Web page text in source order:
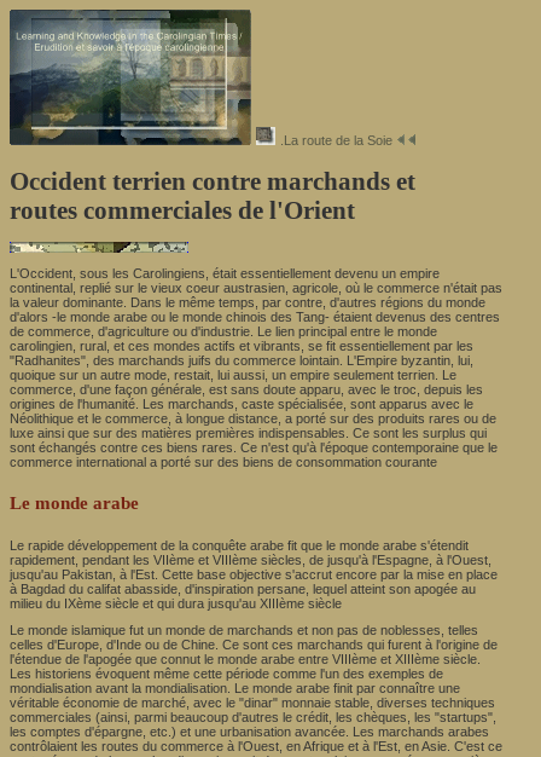
.La route de la Soie
Occident terrien contre marchands et
routes commerciales de l'Orient
L'Occident, sous les Carolingiens, était essentiellement devenu un empire
continental, replié sur le vieux coeur austrasien, agricole, où le commerce n'était pas
la valeur dominante. Dans le même temps, par contre, d'autres régions du monde
d'alors -le monde arabe ou le monde chinois des Tang- étaient devenus des centres
de commerce, d'agriculture ou d'industrie. Le lien principal entre le monde
carolingien, rural, et ces mondes actifs et vibrants, se fit essentiellement par les
"Radhanites", des marchands juifs du commerce lointain. L'Empire byzantin, lui,
quoique sur un autre mode, restait, lui aussi, un empire seulement terrien. Le
commerce, d'une façon générale, est sans doute apparu, avec le troc, depuis les
origines de l'humanité. Les marchands, caste spécialisée, sont apparus avec le
Néolithique et le commerce, à longue distance, a porté sur des produits rares ou de
luxe ainsi que sur des matières premières indispensables. Ce sont les surplus qui
sont échangés contre ces biens rares. Ce n'est qu'à l'époque contemporaine que le
commerce international a porté sur des biens de consommation courante
Le monde arabe
Le rapide développement de la conquête arabe fit que le monde arabe s'étendit
rapidement, pendant les VIIème et VIIIème siècles, de jusqu'à l'Espagne, à l'Ouest,
jusqu'au Pakistan, à l'Est. Cette base objective s'accrut encore par la mise en place
à Bagdad du califat abasside, d'inspiration persane, lequel atteint son apogée au
milieu du IXème siècle et qui dura jusqu'au XIIIème siècle
Le monde islamique fut un monde de marchands et non pas de noblesses, telles
celles d'Europe, d'Inde ou de Chine. Ce sont ces marchands qui furent à l'origine de
l'étendue de l'apogée que connut le monde arabe entre VIIIème et XIIIème siècle.
Les historiens évoquent même cette période comme l'un des exemples de
mondialisation avant la mondialisation. Le monde arabe finit par connaître une
véritable économie de marché, avec le "dinar" monnaie stable, diverses techniques
commerciales (ainsi, parmi beaucoup d'autres le crédit, les chèques, les "startups",
les comptes d'épargne, etc.) et une urbanisation avancée. Les marchands arabes
contrôlaient les routes du commerce à l'Ouest, en Afrique et à l'Est, en Asie. C'est ce